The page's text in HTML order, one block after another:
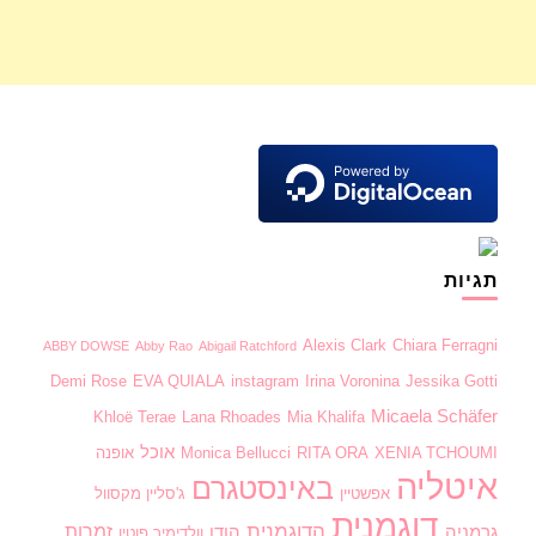
תגיות
ABBY DOWSE Abby Rao Abigail Ratchford Alexis Clark Chiara Ferragni
Demi Rose EVA QUIALA instagram Irina Voronina Jessika Gotti
Khloë Terae Lana Rhoades Mia Khalifa Micaela Schäfer
Monica Bellucci RITA ORA XENIA TCHOUMI אוכל אופנה
איטליה אפשטיין באינסטגרם ג'סליין מקסוול
גרמניה דוגמנית הדוגמנית הודו זמרות